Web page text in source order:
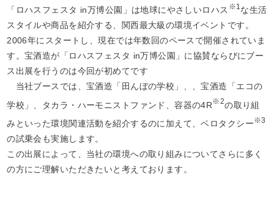
「ロハスフェスタ in万博公園」は地球にやさしいロハス ※1 な生活
スタイルや商品を紹介する、関西最大級の環境イベントです。
2006年にスタートし、現在では年数回のペースで開催されていま
す。宝酒造が「ロハスフェスタ in万博公園」に協賛ならびにブー
ス出展を行うのは今回が初めてです
当社ブースでは、 宝酒造「田んぼの学校」 、、宝酒造「エコの
学校」
タカラ・ハーモニストファンド 、容器の4R※2の取り組
みといった環境関連活動を紹介するのに加えて、ベロタクシー※3
の試乗会も実施します。
この出展によって、当社の環境への取り組みについてさらに多く
の方にご理解いただきたいと考えております。